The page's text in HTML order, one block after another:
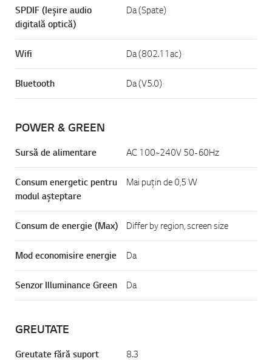
SPDIF (Ieșire audio
digitală optică)
Da (Spate)
Wifi Da (802.11ac)
Bluetooth Da (V5.0)
POWER & GREEN
Sursă de alimentare AC 100~240V 50-60Hz
Consum energetic pentru
modul așteptare
Mai puțin de 0,5 W
Consum de energie (Max) Differ by region, screen size
Mod economisire energie Da
Senzor Illuminance Green Da
GREUTATE
Greutate fără suport 8.3